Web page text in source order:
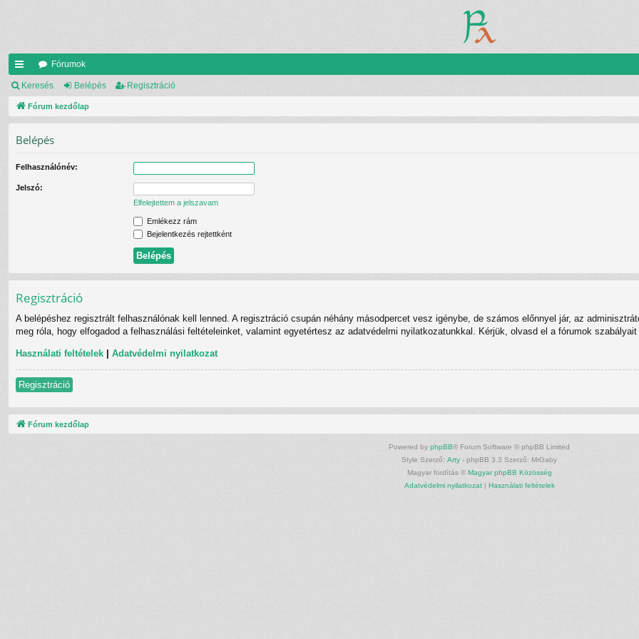
yo
rs
k
Fórumok
Keresés Belépés Regisztráció
Fórum kezdőlap
Belépés
Felhasználónév:
Jelszó:
Elfelejtettem a jelszavam
Emlékezz rám
Bejelentkezés rejtettként
Regisztráció
A belépéshez regisztrált felhasználónak kell lenned. A regisztráció csupán néhány másodpercet vesz igénybe, de számos előnnyel jár, az
meg róla, hogy elfogadod a felhasználási feltételeinket, valamint egyetértesz az adatvédelmi nyilatkozatunkkal. Kérjük, olvasd el a fórumok szabályait
Használati feltételek | Adatvédelmi nyilatkozat
Regisztráció
Fórum kezdőlap
Powered by phpBB® Forum Software © phpBB Limited
Style Szerző: Arty - phpBB 3.3 Szerző: MrGaby
Magyar fordítás © Magyar phpBB Közösség
Adatvédelmi nyilatkozat| Használati feltételek